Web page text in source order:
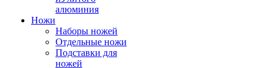
алюминия
Ножи
Наборы ножей
Отдельные ножи
Подставки для
ножей